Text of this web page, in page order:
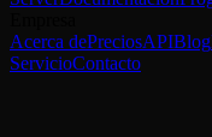
Acerca dePreciosAPIBlog
ServicioContacto